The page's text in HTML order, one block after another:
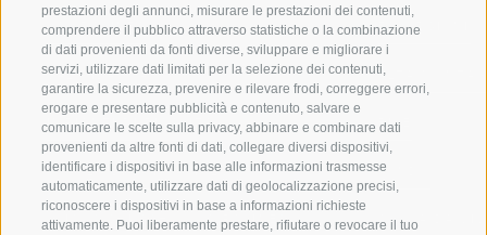
prestazioni degli annunci, misurare le prestazioni dei contenuti,
comprendere il pubblico attraverso statistiche o la combinazione
di dati provenienti da fonti diverse, sviluppare e migliorare i
servizi, utilizzare dati limitati per la selezione dei contenuti,
garantire la sicurezza, prevenire e rilevare frodi, correggere errori,
erogare e presentare pubblicità e contenuto, salvare e
comunicare le scelte sulla privacy, abbinare e combinare dati
provenienti da altre fonti di dati, collegare diversi dispositivi,
identificare i dispositivi in base alle informazioni trasmesse
automaticamente, utilizzare dati di geolocalizzazione precisi,
riconoscere i dispositivi in base a informazioni richieste
attivamente. Puoi liberamente prestare, rifiutare o revocare il tuo
VAL RACINES
VAL RIDANNA
IMPIANTI DI RISALITA
SCUOLA DI SCI RACINES
LUISL'S SKI SCHOOL A RACINES
ESCURSIONI
ALTA
BIKE
FONDO
ACQUA DA